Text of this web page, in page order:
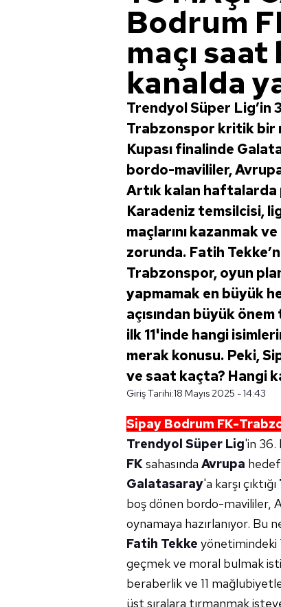
Bodrum
maçı
kanalda
Trendyol Süper Lig’in
Trabzonspor kritik bir
Kupası finalinde
bordo-mavililer,
Artık kalan haftalarda
Karadeniz temsilcisi,
maçlarını kazanmak
zorunda. Fatih
Trabzonspor, oyun
yapmamak en büyük
açısından büyük
ilk 11'inde hangi
merak konusu. Peki,
ve saat kaçta? Hangi
Giriş Tarihi:18 Mayıs 2025 - 14:43
Sipay Bodrum FK-
Trendyol Süper Lig'in 36.
FKsahasında Avrupa
Galatasaray'a karşı çıktığı
boş dönen bordo-mavililer,
oynamaya hazırlanıyor. Bu
Fatih Tekke yönetimindeki
geçmek ve moral bulmak
beraberlik ve 11
üst sıralara tırmanmak